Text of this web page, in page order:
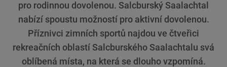
pro rodinnou dovolenou. Salcburský Saalachtal
nabízí spoustu možností pro aktivní dovolenou.
Příznivci zimních sportů najdou ve čtveřici
rekreačních oblastí Salcburského Saalachtalu svá
oblíbená místa, na která se dlouho vzpomíná.